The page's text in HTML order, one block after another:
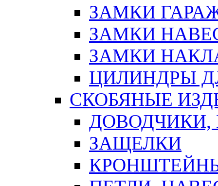
ЗАМКИ
ЗАМКИ
ЗАМКИ
ЦИЛИНДРЫ
СКОБЯНЫЕ
ЗАЩЕЛКИ